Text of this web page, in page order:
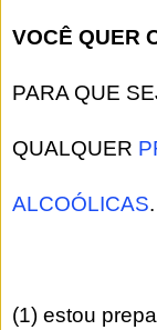
VOCÊ QUER
PARA QUE
QUALQUER
ALCOÓLICAS.
(1) estou